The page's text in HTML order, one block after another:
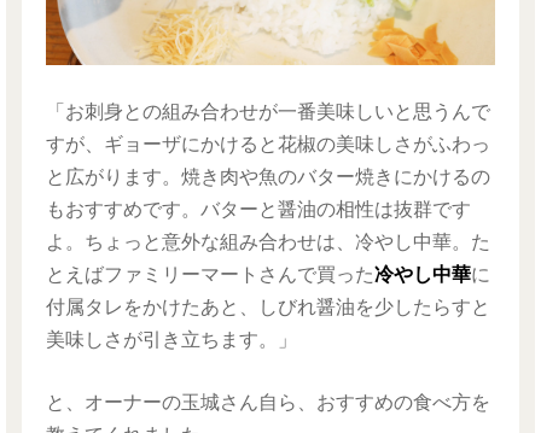
「お刺身との組み合わせが一番美味しいと思うんで
すが、ギョーザにかけると花椒の美味しさがふわっ
と広がります。焼き肉や魚のバター焼きにかけるの
もおすすめです。バターと醤油の相性は抜群です
よ。ちょっと意外な組み合わせは、冷やし中華。た
とえばファミリーマートさんで買った冷やし中華に
付属タレをかけたあと、しびれ醤油を少したらすと
美味しさが引き立ちます。」
と、オーナーの玉城さん自ら、おすすめの食べ方を